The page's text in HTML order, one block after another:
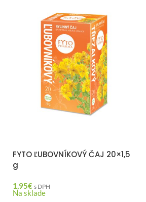
FYTO ĽUBOVNÍKOVÝ ČAJ 20×1,5
g
1,95€ s DPH
Na sklade